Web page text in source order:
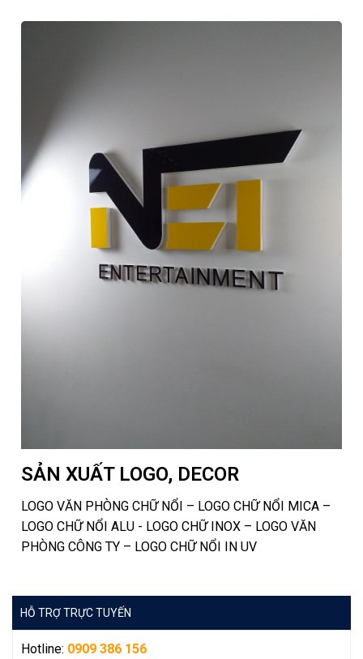
SẢN XUẤT LOGO, DECOR
LOGO VĂN PHÒNG CHỮ NỔI – LOGO CHỮ NỔI MICA –
LOGO CHỮ NỔI ALU - LOGO CHỮ INOX – LOGO VĂN
PHÒNG CÔNG TY – LOGO CHỮ NỔI IN UV
HỖ TRỢ TRỰC TUYẾN
Hotline: 0909 386 156